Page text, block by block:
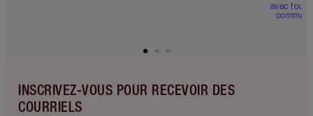
avec
INSCRIVEZ-VOUS POUR RECEVOIR DES
COURRIELS